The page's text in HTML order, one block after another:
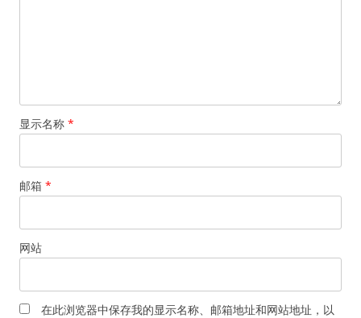
显示名称 *
邮箱 *
网站
在此浏览器中保存我的显示名称、邮箱地址和网站地址，以